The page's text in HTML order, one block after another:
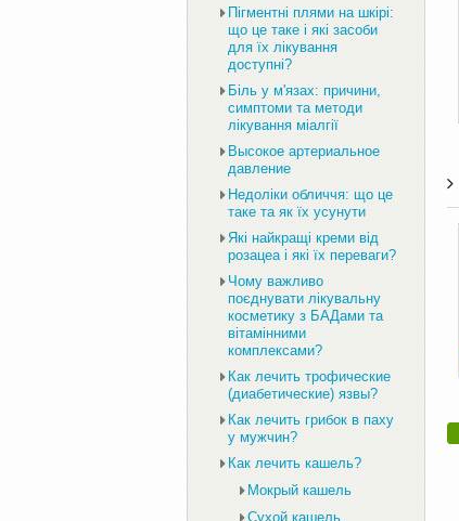
Пігментні плями на шкірі:
що це таке і які засоби
для їх лікування
доступні?
Біль у м'язах: причини,
симптоми та методи
лікування міалгії
Высокое артериальное
давление
Недоліки обличчя: що це
таке та як їх усунути
Які найкращі креми від
розацеа і які їх переваги?
Чому важливо
поєднувати лікувальну
косметику з БАДами та
вітамінними
комплексами?
Как лечить трофические
(диабетические) язвы?
Как лечить грибок в паху
у мужчин?
Как лечить кашель?
Мокрый кашель
Сухой кашель